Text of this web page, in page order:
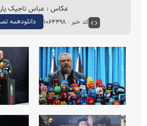
عکاس : عباس تاجیک یار
کد خبر : ۱۰۶۴۴۹۸